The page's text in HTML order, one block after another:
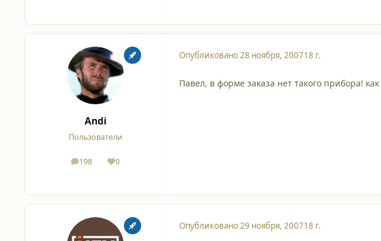
Andi
Пользователи
198
сообщения
0
Репутация
Опубликовано28 ноября, 200718 г.
Павел, в форме заказа нет такого прибора!
Опубликовано29 ноября, 200718 г.